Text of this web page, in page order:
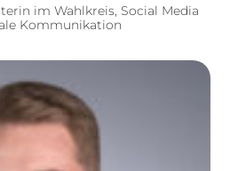
im Wahlkreis, Social Media
Kommunikation